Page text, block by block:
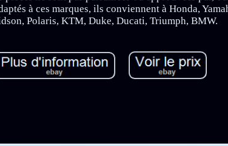
à ces marques, ils conviennent à Honda,
Polaris, KTM, Duke, Ducati, Triumph, BMW.